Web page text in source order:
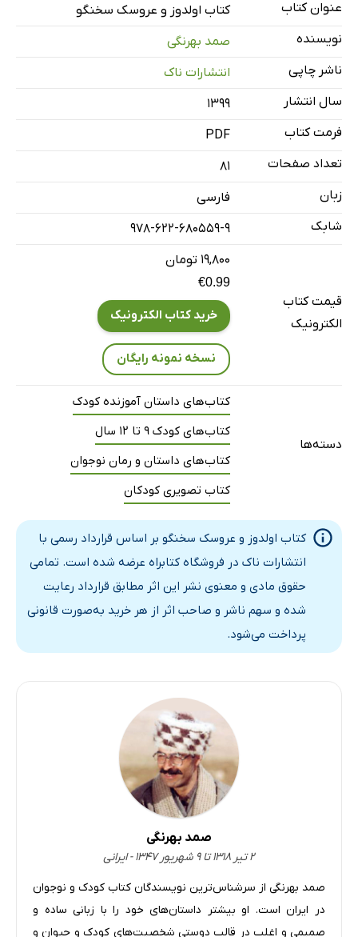
عنوان کتاب
کتاب اولدوز و عروسک سخنگو
نویسنده
صمد بهرنگی
ناشر چاپی
انتشارات ناک
سال انتشار
۱۳۹۹
فرمت کتاب
PDF
تعداد صفحات
81
زبان
فارسی
شابک
978-622-680559-9
قیمت کتاب
الکترونیک
۱۹,۸۰۰ تومان
€0.99
خرید کتاب الکترونیک
نسخه نمونه رایگان
دسته‌ها
کتاب‌های داستان آموزنده کودک
کتاب‌های کودک 9 تا 12 سال
کتاب‌های داستان و رمان نوجوان
کتاب تصویری کودکان
کتاب اولدوز و عروسک سخنگو بر اساس قرارداد رسمی با
انتشارات ناک در فروشگاه کتابراه عرضه شده است. تمامی
حقوق مادی و معنوی نشر این اثر مطابق قرارداد رعایت
شده و سهم ناشر و صاحب اثر از هر خرید به‌صورت قانونی
پرداخت می‌شود.
صمد بهرنگی
۲ تیر ۱۳۱۸ تا ۹ شهریور ۱۳۴۷ - ایرانی
صمد بهرنگی از سرشناس‌ترین نویسندگان کتاب کودک و نوجوان
در ایران است. او بیشتر داستان‌های خود را با زبانی ساده و
صمیمی و اغلب در قالب دوستی شخصیت‌های کودک و حیوان و